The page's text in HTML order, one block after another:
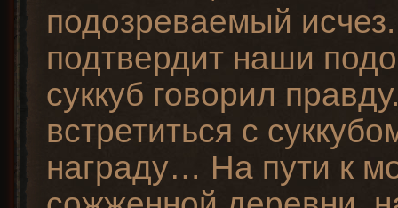
подозреваемый
подтвердит наши
суккуб говорил
встретиться с
награду… На пути к